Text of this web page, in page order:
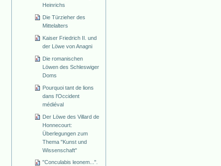
Heinrichs
Die Türzieher des
Mittelalters
Kaiser Friedrich II. und
der Löwe von Anagni
Die romanischen
Löwen des Schleswiger
Doms
Pourquoi tant de lions
dans l'Occident
médiéval
Der Löwe des Villard de
Honnecourt:
Überlegungen zum
Thema "Kunst und
Wissenschaft"
"Conculabis leonem...".